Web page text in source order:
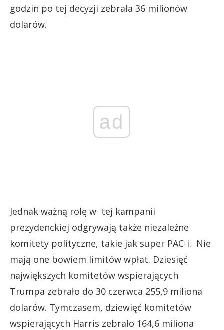
godzin po tej decyzji zebrała 36 milionów
dolarów.
ad
Jednak ważną rolę w tej kampanii
prezydenckiej odgrywają także niezależne
komitety polityczne, takie jak super PAC-i. Nie
mają one bowiem limitów wpłat. Dziesięć
największych komitetów wspierających
Trumpa zebrało do 30 czerwca 255,9 miliona
dolarów. Tymczasem, dziewięć komitetów
wspierających Harris zebrało 164,6 miliona